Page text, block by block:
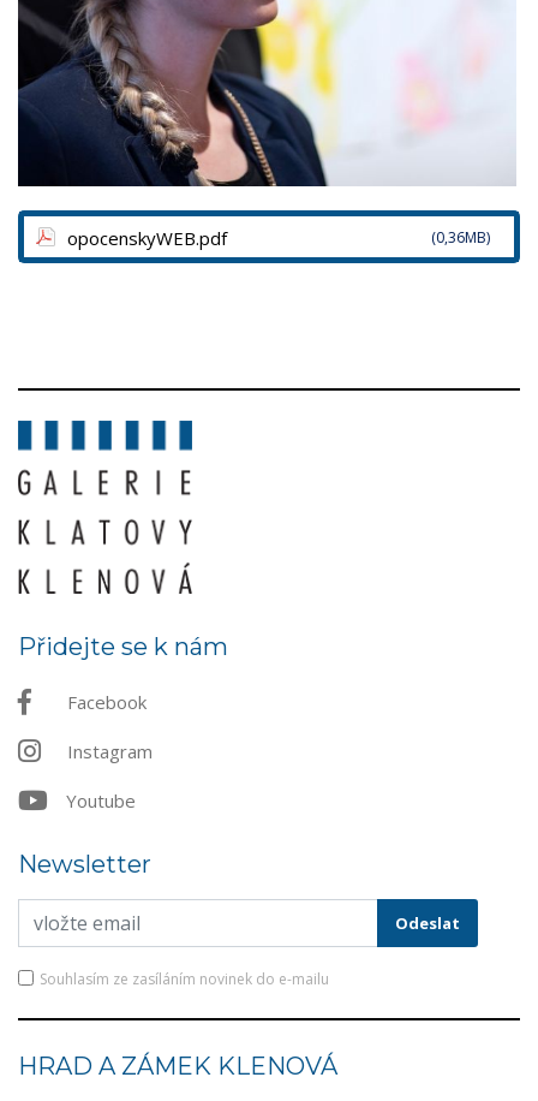
opocenskyWEB.pdf (0,36MB)
Přidejte se k nám
Facebook
Instagram
Youtube
Newsletter
Souhlasím ze zasíláním novinek do e-mailu
HRAD A ZÁMEK KLENOVÁ